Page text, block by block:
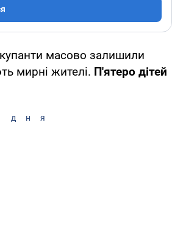
масово залишили
мирні жителі. П'ятеро дітей
дня